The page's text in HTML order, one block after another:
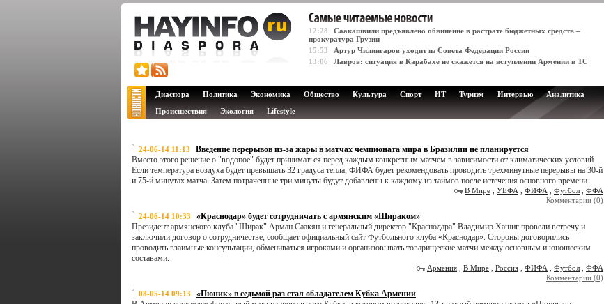
12:28
Саакашвили предъявлено обвинение в растрате бюджетных средств –
прокуратура Грузии
15:53
Артур Чилингаров уходит из Совета Федерации России
13:06
Лавров: ситуация в Карабахе не скажется на вступлении Армении в ТС
Диаспора Политика Экономика Общество Культура Спорт ИТ Туризм Интервью
Аналитика
Происшествия
Экология Lifestyle
24-06-14 11:13
Введение перерывов из-за жары в матчах чемпионата мира в Бразилии не планируется
Вместо этого решение о "водопое" будет приниматься перед каждым конкретным матчем в зависимости от климатических условий.
Если температура воздуха будет превышать 32 градуса тепла, ФИФА будет рекомендовать проводить трехминутные перерывы на 30-й
и 75-й минутах матча. Затем потраченные три минуты будут добавлены к каждому из таймов после истечения основного времени.
В Мире УЕФА ФИФА Футбол
ФФА
Комментарии (0)
24-06-14 10:33
«Краснодар» будет сотрудничать с армянским «Шираком»
Президент армянского клуба "Ширак" Арман Саакян и генеральный директор "Краснодара" Владимир Хашиг провели встречу и
заключили договор о сотрудничестве, сообщает официальный сайт Футбольного клуба «Краснодар». Стороны договорились
проводить взаимные консультации, обмениваться игроками и организовывать товарищеские матчи между основным и юношеским
составами.
Армения В Мире Россия ФИФА Футбол
ФФА
Комментарии (0)
08-05-14 09:13
«Пюник» в седьмой раз стал обладателем Кубка Армении